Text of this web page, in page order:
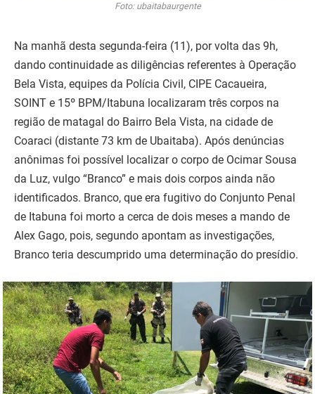
Foto: ubaitabaurgente
Na manhã desta segunda-feira (11), por volta das 9h,
dando continuidade as diligências referentes à Operação
Bela Vista, equipes da Polícia Civil, CIPE Cacaueira,
SOINT e 15º BPM/Itabuna localizaram três corpos na
região de matagal do Bairro Bela Vista, na cidade de
Coaraci (distante 73 km de Ubaitaba). Após denúncias
anônimas foi possível localizar o corpo de Ocimar Sousa
da Luz, vulgo “Branco” e mais dois corpos ainda não
identificados. Branco, que era fugitivo do Conjunto Penal
de Itabuna foi morto a cerca de dois meses a mando de
Alex Gago, pois, segundo apontam as investigações,
Branco teria descumprido uma determinação do presídio.